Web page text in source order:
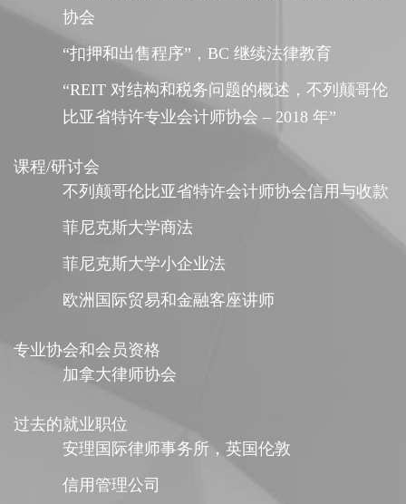
协会
“扣押和出售程序”，BC 继续法律教育
“REIT 对结构和税务问题的概述，不列颠哥伦
比亚省特许专业会计师协会 – 2018 年”
课程/研讨会
不列颠哥伦比亚省特许会计师协会信用与收款
菲尼克斯大学商法
菲尼克斯大学小企业法
欧洲国际贸易和金融客座讲师
专业协会和会员资格
加拿大律师协会
过去的就业职位
安理国际律师事务所，英国伦敦
信用管理公司